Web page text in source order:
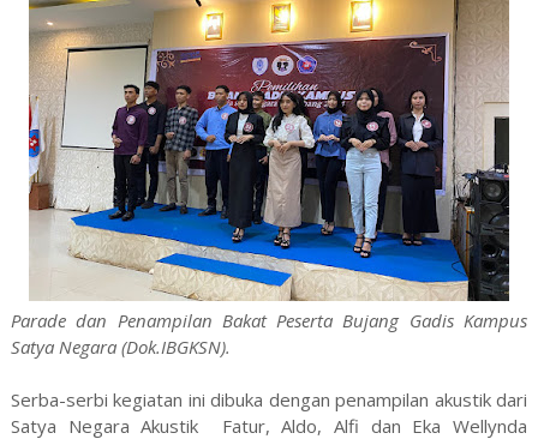
Parade dan Penampilan Bakat Peserta Bujang Gadis Kampus
Satya Negara (Dok.IBGKSN).
Serba-serbi kegiatan ini dibuka dengan penampilan akustik dari
Satya Negara Akustik Fatur, Aldo, Alfi dan Eka Wellynda